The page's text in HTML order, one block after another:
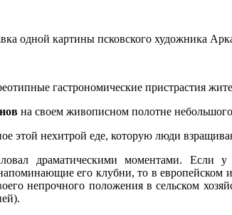
одной картины псковского художника
гастрономические пристрастия
на своем живописном полотне
этой нехитрой еде, которую люди
драматическими моментами.
его клубни, то в европейском
непрочного положения в сельском